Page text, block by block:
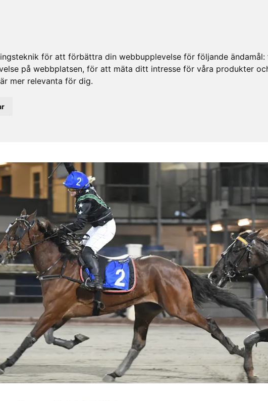
för att förbättra din webbupplevelse för följande ändamål:
på webbplatsen, för att mäta ditt intresse för våra produkter
mer relevanta för dig.